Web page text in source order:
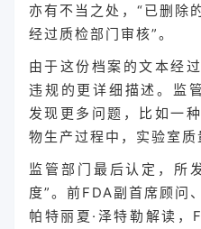
亦有不当之处，“已删除
经过质检部门审核”。
由于这份档案的文本经
违规的更详细描述。监
发现更多问题，比如一
物生产过程中，实验室质
监管部门最后认定，所
度”。前FDA副首席顾问
帕特丽夏·泽特勒解读，